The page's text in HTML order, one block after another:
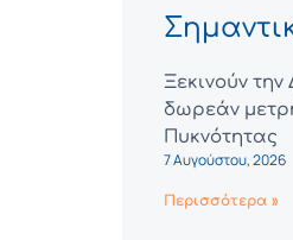
Ξεκινούν την
δωρεάν
Πυκνότητας
7 Αυγούστου, 2026
Περισσότερα »